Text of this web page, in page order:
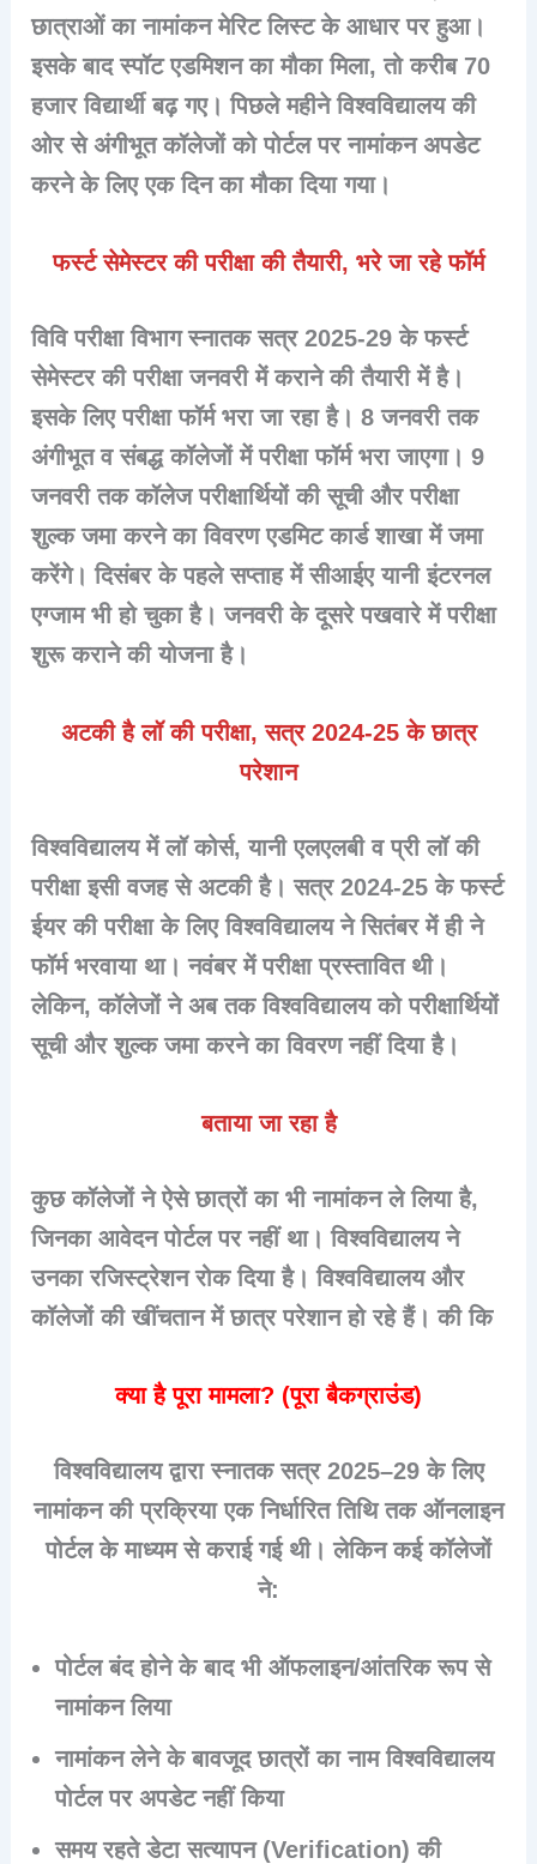
छात्राओं का नामांकन मेरिट लिस्ट के आधार पर हुआ।
इसके बाद स्पॉट एडमिशन का मौका मिला, तो करीब 70
हजार विद्यार्थी बढ़ गए। पिछले महीने विश्वविद्यालय की
ओर से अंगीभूत कॉलेजों को पोर्टल पर नामांकन अपडेट
करने के लिए एक दिन का मौका दिया गया।
फर्स्ट सेमेस्टर की परीक्षा की तैयारी, भरे जा रहे फॉर्म
विवि परीक्षा विभाग स्नातक सत्र 2025-29 के फर्स्ट
सेमेस्टर की परीक्षा जनवरी में कराने की तैयारी में है।
इसके लिए परीक्षा फॉर्म भरा जा रहा है। 8 जनवरी तक
अंगीभूत व संबद्ध कॉलेजों में परीक्षा फॉर्म भरा जाएगा। 9
जनवरी तक कॉलेज परीक्षार्थियों की सूची और परीक्षा
शुल्क जमा करने का विवरण एडमिट कार्ड शाखा में जमा
करेंगे। दिसंबर के पहले सप्ताह में सीआईए यानी इंटरनल
एग्जाम भी हो चुका है। जनवरी के दूसरे पखवारे में परीक्षा
शुरू कराने की योजना है।
अटकी है लॉ की परीक्षा, सत्र 2024-25 के छात्र
परेशान
विश्वविद्यालय में लॉ कोर्स, यानी एलएलबी व प्री लॉ की
परीक्षा इसी वजह से अटकी है। सत्र 2024-25 के फर्स्ट
ईयर की परीक्षा के लिए विश्वविद्यालय ने सितंबर में ही ने
फॉर्म भरवाया था। नवंबर में परीक्षा प्रस्तावित थी।
लेकिन, कॉलेजों ने अब तक विश्वविद्यालय को परीक्षार्थियों
सूची और शुल्क जमा करने का विवरण नहीं दिया है।
बताया जा रहा है
कुछ कॉलेजों ने ऐसे छात्रों का भी नामांकन ले लिया है,
जिनका आवेदन पोर्टल पर नहीं था। विश्वविद्यालय ने
उनका रजिस्ट्रेशन रोक दिया है। विश्वविद्यालय और
कॉलेजों की खींचतान में छात्र परेशान हो रहे हैं। की कि
क्या है पूरा मामला? (पूरा बैकग्राउंड)
विश्वविद्यालय द्वारा स्नातक सत्र 2025–29 के लिए
नामांकन की प्रक्रिया एक निर्धारित तिथि तक ऑनलाइन
पोर्टल के माध्यम से कराई गई थी। लेकिन कई कॉलेजों
ने:
पोर्टल बंद होने के बाद भी ऑफलाइन/आंतरिक रूप से
नामांकन लिया
नामांकन लेने के बावजूदछात्रों का नाम विश्वविद्यालय
पोर्टल पर अपडेट नहीं किया
समय रहतेडेटा सत्यापन (Verification) की